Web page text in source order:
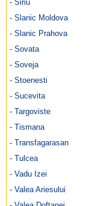
- Siriu
- Slanic Moldova
- Slanic Prahova
- Sovata
- Soveja
- Stoenesti
- Sucevita
- Targoviste
- Tismana
- Transfagarasan
- Tulcea
- Vadu Izei
- Valea Ariesului